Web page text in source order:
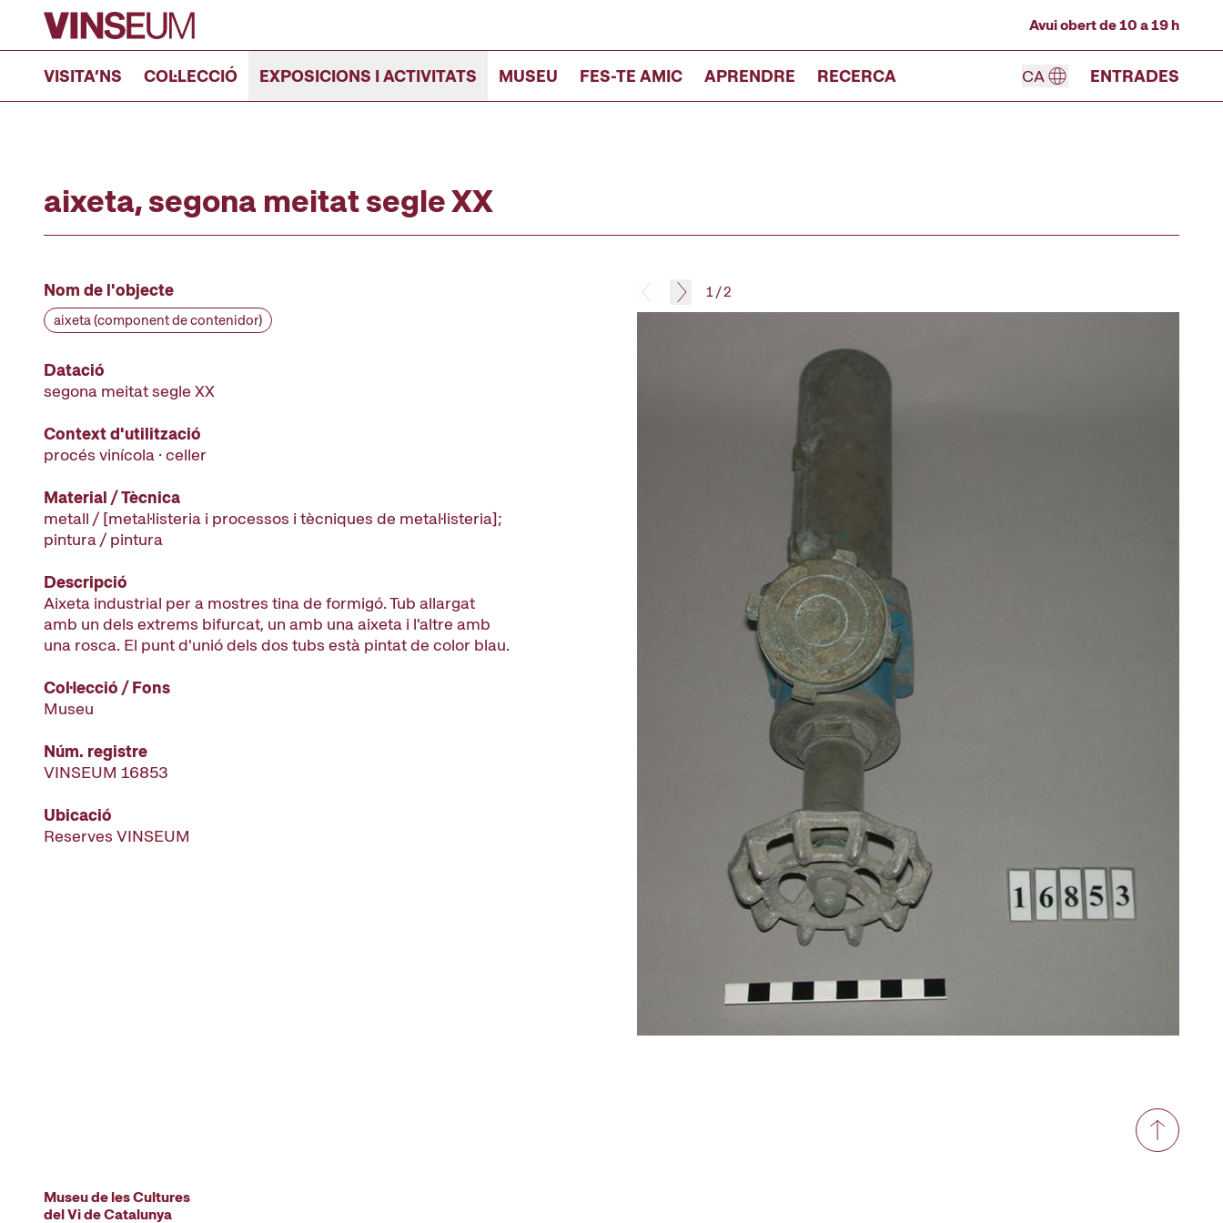
Anar al contingut
Avui obert de 10 a 19 h
VISITA’NS COL·LECCIÓ EXPOSICIONS I ACTIVITATS MUSEU FES-TE AMIC APRENDRE RECERCA CA ENTRADES
aixeta, segona meitat segle XX
1/2
Nom de l'objecte
aixeta (component de contenidor)
Datació
segona meitat segle XX
Context d'utilització
procés vinícola · celler
Material / Tècnica
metall / [metal·listeria i processos i tècniques de metal·listeria];
pintura / pintura
Descripció
Aixeta industrial per a mostres tina de formigó. Tub allargat
amb un dels extrems bifurcat, un amb una aixeta i l'altre amb
una rosca. El punt d'unió dels dos tubs està pintat de color blau.
Col·lecció / Fons
Museu
Núm. registre
VINSEUM 16853
Ubicació
Reserves VINSEUM
Museu de les Cultures
del Vi de Catalunya